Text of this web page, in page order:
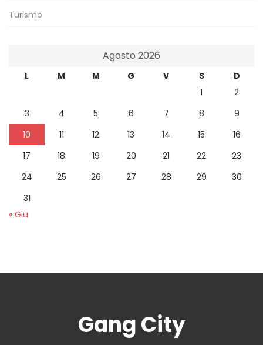
Turismo
Agosto 2026
L M M G V S
D
1
2
3
4 5 6 7 8
9
10
11 12 13 14 15
16
17
18 19 20 21 22
23
24
25 26 27 28 29
30
31
« Giu
Gang City